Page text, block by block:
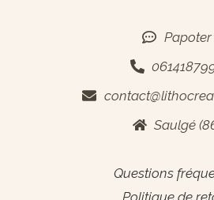
Papoter
Saulgé
Questions
Politique de